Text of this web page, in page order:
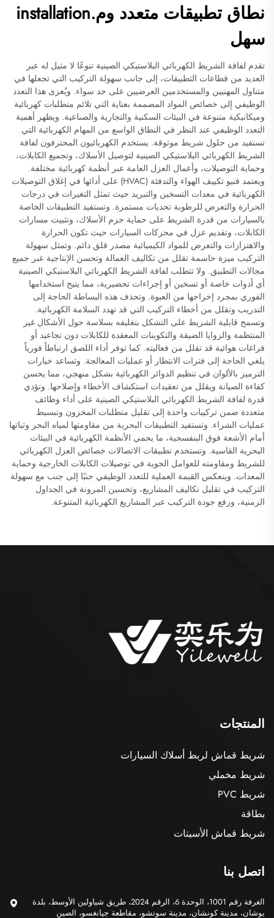
نطاق تطبيقات متعدد وم.installation
سهل
تقدم لفافة الشريط الكهربائي البلاستيكي الصينية تنوعًا لا مثيل له عبر
العديد من قطاعات التطبيقات، إلى جانب سهولة التركيب التي تجعلها في
متناول المهنيين والمستخدمين العرضيين على حد سواء. ويُعزى هذا التعدد
الوظيفي إلى خصائص المواد المصممة بعناية التي تلائم متطلبات كهربائية
وميكانيكية متنوعة في البيئات السكنية والتجارية والصناعية. ويظهر أهمية
التعدد الوظيفي عند النظر في النطاق الواسع من المهام الكهربائية التي
تستفيد من حلول شريط موثوقة. يستخدم الكهربائيون المحترفون لفافة
الشريط الكهربائي البلاستيكي الصينية لتوصيل الأسلاك، وتجميع الكابلات،
وحماية التوصيلات، وأعمال العزل العامة عبر أنظمة كهربائية مختلفة.
ويعتمد فنيو تكييف الهواء والتدفئة (HVAC) على أدائها في إغلاق التوصيلات
الكهربائية في معدات التسخين والتبريد حيث تمثل التغيرات في درجات
الحرارة والتعرض للرطوبة تحديات مستمرة. وتستفيد التطبيقات الخاصة
بالسيارات من قدرة الشريط على حماية حزم الأسلاك، وتثبيت مسارات
الكابلات، وتقديم عزل في محركات السيارات حيث تكون الحرارة
والاهتزازات والتعرض للمواد الكيميائية مصدر قلق دائم. وتمثل سهولة
التركيب ميزة حاسمة تقلل من تكاليف العمالة وتحسن الإنتاجية عبر جميع
مجالات التطبيق. ولا تتطلب لفافة الشريط الكهربائي البلاستيكي الصينية
أي أدوات خاصة أو تسخين أو إجراءات تحضيرية، مما يتيح استخدامها
الفوري بمجرد إخراجها من العبوة. وتحذف هذه البساطة الحاجة إلى
التدريب وتقلل من أخطاء التركيب التي قد تهدد السلامة الكهربائية.
وتسمح قابلية الشريط على التشكل بتغليفه بسلاسة حول الأشكال غير
المنتظمة والزوايا الضيقة والتكوينات المعقدة للكابلات دون تجاعيد أو
فراغات هوائية قد تقلل من فعاليته. كما توفر أداء اللصق ارتباطاً فورياً
يلغي الحاجة إلى فترات الانتظار أو عمليات المعالجة. وتساعد خيارات
الترميز بالألوان في تنظيم الدوائر الكهربائية بشكل منهجي، مما يحسن
كفاءة الصيانة ويقلل من تعقيدات استكشاف الأخطاء وإصلاحها. وتؤدي
قدرة لفافة الشريط الكهربائي البلاستيكي الصينية على أداء وظائف
متعددة ضمن تركيبات واحدة إلى تقليل متطلبات المخزون وتبسيط
عمليات الشراء. وتستفيد التطبيقات البحرية من مقاومتها لمياه البحر وثباتها
أمام الأشعة فوق البنفسجية، ما يحمي الأنظمة الكهربائية في البيئات
البحرية القاسية. وتستخدم تطبيقات الاتصالات خصائص العزل الكهربائي
للشريط ومقاومته للعوامل الجوية في توصيلات الكابلات الخارجية وحماية
المعدات. وينعكس القيمة العملية للتعدد الوظيفي جنبًا إلى جنب مع سهولة
التركيب في تقليل تكاليف المشاريع، وتحسين المرونة في الجداول
الزمنية، ورفع جودة التركيب عبر المشاريع الكهربائية المتنوعة.
المنتجات
شريط قماش لربط أسلاك السيارات
شريط مخملي
شريط PVC
بطاقة
شريط قماش الأسيتات
اتصل بنا
الغرفة رقم 1001، الوحدة 6، الرقم 2024، طريق شياولين الأوسط، بلدة
يوشان، مدينة كونشان، مدينة سوتشو، مقاطعة جيانغسو، الصين